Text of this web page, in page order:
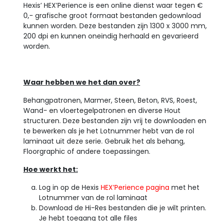
Hexis’ HEX’Perience is een online dienst waar tegen €
0,- grafische groot formaat bestanden gedownload
kunnen worden. Deze bestanden zijn 1300 x 3000 mm,
200 dpi en kunnen oneindig herhaald en gevarieerd
worden.
Waar hebben we het dan over?
Behangpatronen, Marmer, Steen, Beton, RVS, Roest,
Wand- en vloertegelpatronen en diverse Hout
structuren. Deze bestanden zijn vrij te downloaden en
te bewerken als je het Lotnummer hebt van de rol
laminaat uit deze serie. Gebruik het als behang,
Floorgraphic of andere toepassingen.
Hoe werkt het:
Log in op de Hexis HEX’Perience pagina met het
Lotnummer van de rol laminaat
Download de Hi-Res bestanden die je wilt printen.
Je hebt toegang tot alle files